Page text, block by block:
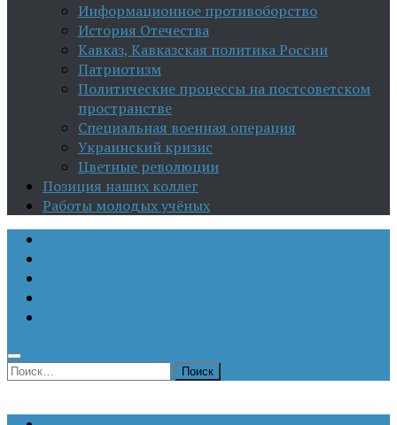
Информационное противоборство
История Отечества
Кавказ, Кавказская политика России
Патриотизм
Политические процессы на постсоветском
пространстве
Специальная военная операция
Украинский кризис
Цветные революции
Позиция наших коллег
Работы молодых учёных
Найти: